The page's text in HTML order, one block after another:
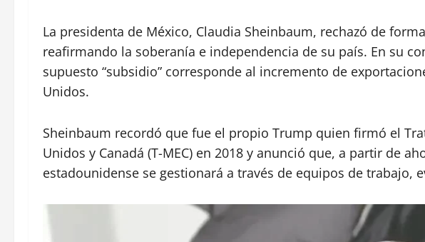
La presidenta de México, Claudia Sheinbaum, rechazó de
reafirmando la soberanía e independencia de su país. En su
supuesto “subsidio” corresponde al incremento de
Unidos.
Sheinbaum recordó que fue el propio Trump quien firmó el
Unidos y Canadá (T-MEC) en 2018 y anunció que, a partir de
estadounidense se gestionará a través de equipos de trabajo,